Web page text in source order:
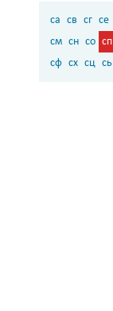
са св сг се
см сн со сп
сф сх сц сь